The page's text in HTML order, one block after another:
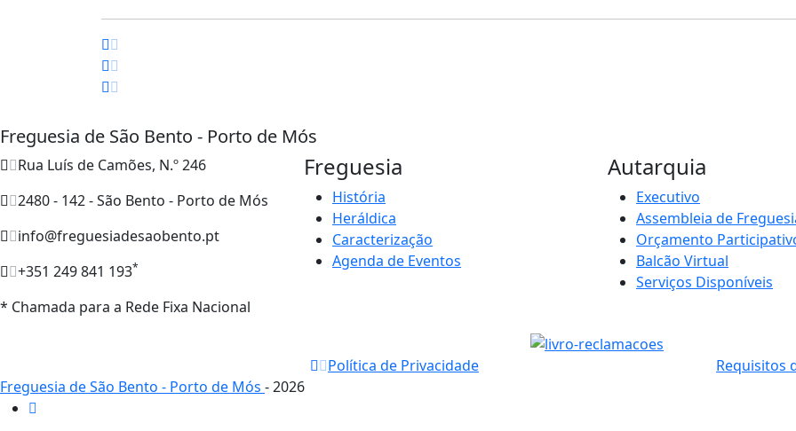
Freguesia de São Bento - Porto de Mós
Rua Luís de Camões, N.º 246
2480 - 142 - São Bento - Porto de Mós
info@freguesiadesaobento.pt
+351 249 841 193*
* Chamada para a Rede Fixa Nacional
Freguesia
História
Heráldica
Caracterização
Agenda de Eventos
Autarquia
Executivo
Assembleia de
Orçamento
Balcão Virtual
Serviços Disponíveis
Política de Privacidade
Requisitos
Freguesia de São Bento - Porto de Mós - 2026